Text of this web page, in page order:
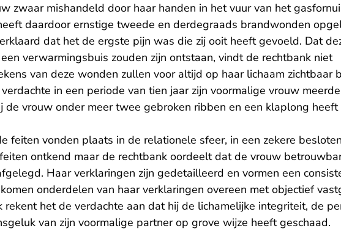
zwaar mishandeld door haar handen in het vuur van het
daardoor ernstige tweede en derdegraads brandwonden
dat het de ergste pijn was die zij ooit heeft gevoeld. Dat
verwarmingsbuis zouden zijn ontstaan, vindt de rechtbank niet
van deze wonden zullen voor altijd op haar lichaam zichtbaar
in een periode van tien jaar zijn voormalige vrouw
de vrouw onder meer twee gebroken ribben en een klaplong heeft
feiten vonden plaats in de relationele sfeer, in een zekere
ontkend maar de rechtbank oordeelt dat de vrouw
Haar verklaringen zijn gedetailleerd en vormen een
onderdelen van haar verklaringen overeen met objectief
rekent het de verdachte aan dat hij de lichamelijke integriteit, de
van zijn voormalige partner op grove wijze heeft geschaad.